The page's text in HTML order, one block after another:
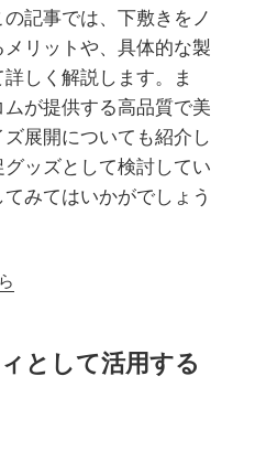
記事では、下敷きをノ
リットや、具体的な製
しく解説します。ま
が提供する高品質で美
展開についても紹介し
ッズとして検討してい
みてはいかがでしょう
として活用する